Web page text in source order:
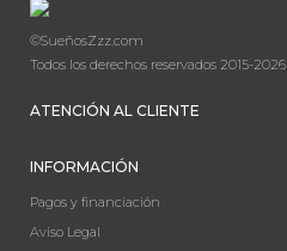
©SueñosZzz.com
Todos los derechos reservados 2015-2026
ATENCIÓN AL CLIENTE
INFORMACIÓN
Pagos y financiación
Aviso Legal